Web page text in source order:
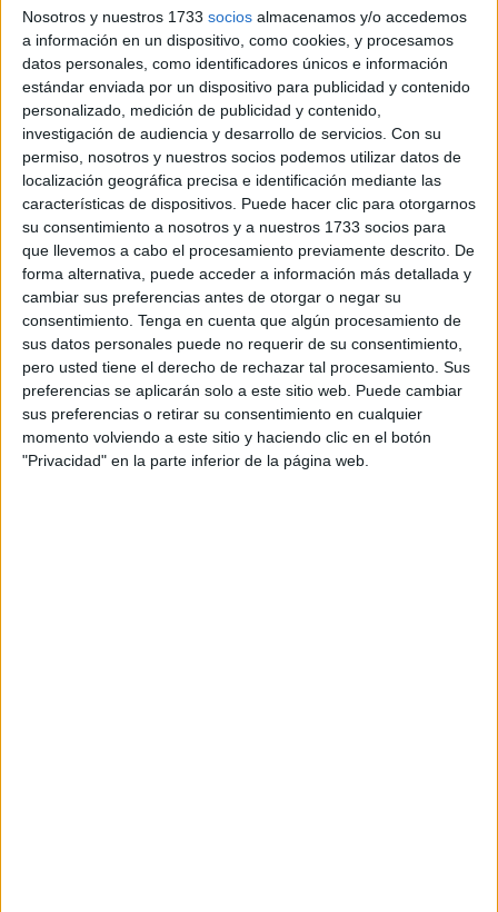
Nosotros y nuestros 1733 socios almacenamos y/o accedemos
a información en un dispositivo, como cookies, y procesamos
datos personales, como identificadores únicos e información
estándar enviada por un dispositivo para publicidad y contenido
personalizado, medición de publicidad y contenido,
investigación de audiencia y desarrollo de servicios. Con su
permiso, nosotros y nuestros socios podemos utilizar datos de
localización geográfica precisa e identificación mediante las
características de dispositivos. Puede hacer clic para otorgarnos
su consentimiento a nosotros y a nuestros 1733 socios para
que llevemos a cabo el procesamiento previamente descrito. De
forma alternativa, puede acceder a información más detallada y
cambiar sus preferencias antes de otorgar o negar su
consentimiento. Tenga en cuenta que algún procesamiento de
sus datos personales puede no requerir de su consentimiento,
pero usted tiene el derecho de rechazar tal procesamiento. Sus
preferencias se aplicarán solo a este sitio web. Puede cambiar
sus preferencias o retirar su consentimiento en cualquier
momento volviendo a este sitio y haciendo clic en el botón
"Privacidad" en la parte inferior de la página web.
Imágenes: FaroTV
Cuando estamos a poco más de un mes de la finalización
del verano, un equipo deFaroTVha salido a las calles de
Ceuta apreguntar por el nivel de satisfacción de la
ciudadanía con el estado de laarenade lasplayas.
Las quejas de los vecinos y bañistas de San Amaro,
duchas sin agua y llena de piedras, ha vuelto a poner el
foco en los arenales de la ciudad autónoma.